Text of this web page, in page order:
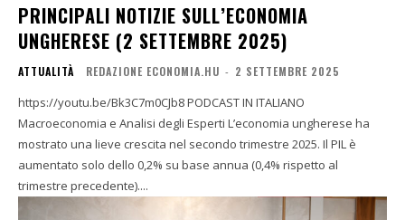
PRINCIPALI NOTIZIE SULL’ECONOMIA
UNGHERESE (2 SETTEMBRE 2025)
ATTUALITÀ REDAZIONE ECONOMIA.HU - 2 SETTEMBRE 2025
https://youtu.be/Bk3C7m0CJb8 PODCAST IN ITALIANO
Macroeconomia e Analisi degli Esperti L’economia ungherese ha
mostrato una lieve crescita nel secondo trimestre 2025. Il PIL è
aumentato solo dello 0,2% su base annua (0,4% rispetto al
trimestre precedente)....